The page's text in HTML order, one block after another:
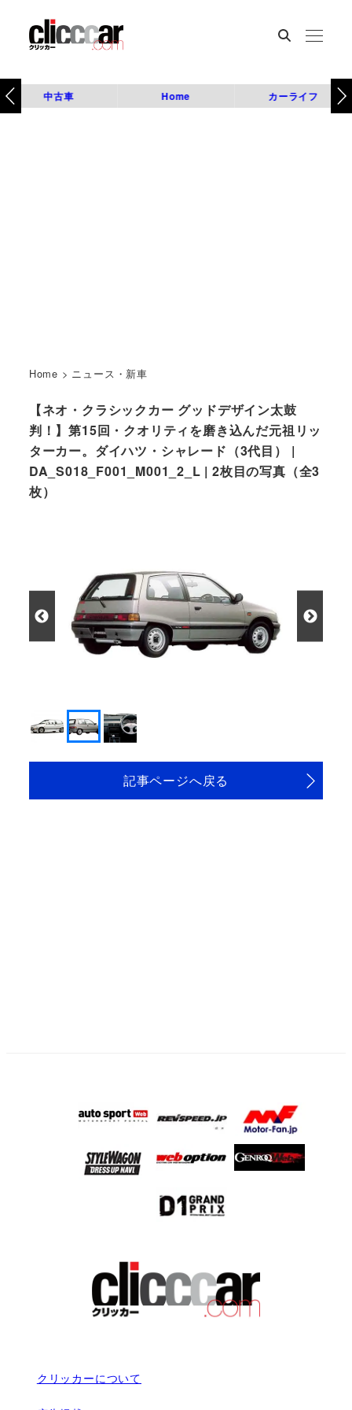
中古車 Home カーライフ
Home > ニュース・新車
【ネオ・クラシックカー グッドデザイン太鼓
判！】第15回・クオリティを磨き込んだ元祖リッ
ターカー。ダイハツ・シャレード（3代目） |
DA_S018_F001_M001_2_L | 2枚目の写真（全3
枚）
記事ページへ戻る
クリッカーについて